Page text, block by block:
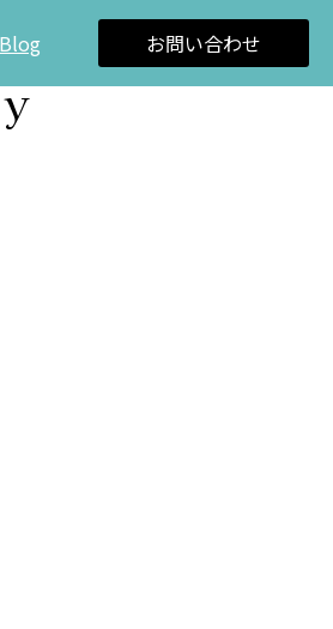
Blog お問い合わせ